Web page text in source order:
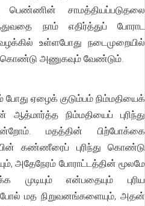
பெண்ணின் சாமத்தியப்படுதலை
நாம் எதிர்த்துப் போராட
உள்ளபோது நடைமுறையில்
கொண்டு அணுகவும் வேண்டும்.
போது ஏழைக் குடும்பம் நிம்மதியைக்
நிம்மதியைப் புரிந்து
மதத்தின் பிற்போக்கை
கண்ணீரைப் புரிந்து கொண்டு
அதேநேரம் போராட்டத்தின் மூலமே
என்பதையும் புரிய
மத நிறுவனங்களையும், அதன்